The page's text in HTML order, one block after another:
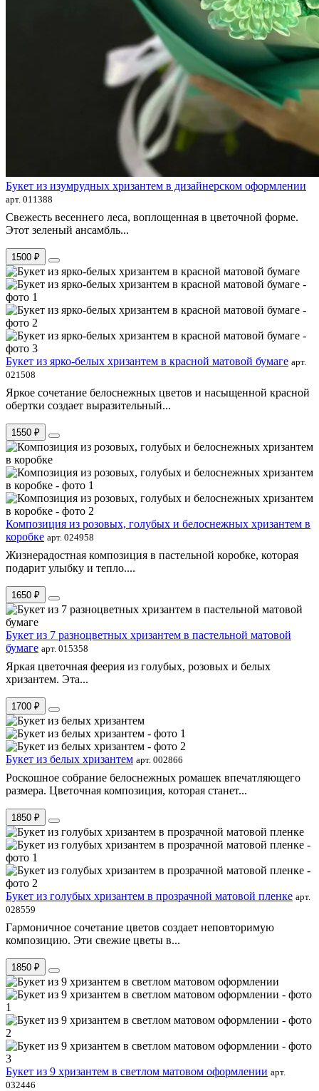
Букет из изумрудных хризантем в дизайнерском оформлении
арт. 011388
Свежесть весеннего леса, воплощенная в цветочной форме.
Этот зеленый ансамбль...
1500 ₽
Букет из ярко-белых хризантем в красной матовой бумаге арт.
021508
Яркое сочетание белоснежных цветов и насыщенной красной
обертки создает выразительный...
1550 ₽
Композиция из розовых, голубых и белоснежных хризантем в
коробке арт. 024958
Жизнерадостная композиция в пастельной коробке, которая
подарит улыбку и тепло....
1650 ₽
Букет из 7 разноцветных хризантем в пастельной матовой
бумаге арт. 015358
Яркая цветочная феерия из голубых, розовых и белых
хризантем. Эта...
1700 ₽
Букет из белых хризантем арт. 002866
Роскошное собрание белоснежных ромашек впечатляющего
размера. Цветочная композиция, которая станет...
1850 ₽
Букет из голубых хризантем в прозрачной матовой пленке арт.
028559
Гармоничное сочетание цветов создает неповторимую
композицию. Эти свежие цветы в...
1850 ₽
Букет из 9 хризантем в светлом матовом оформлении арт.
032446